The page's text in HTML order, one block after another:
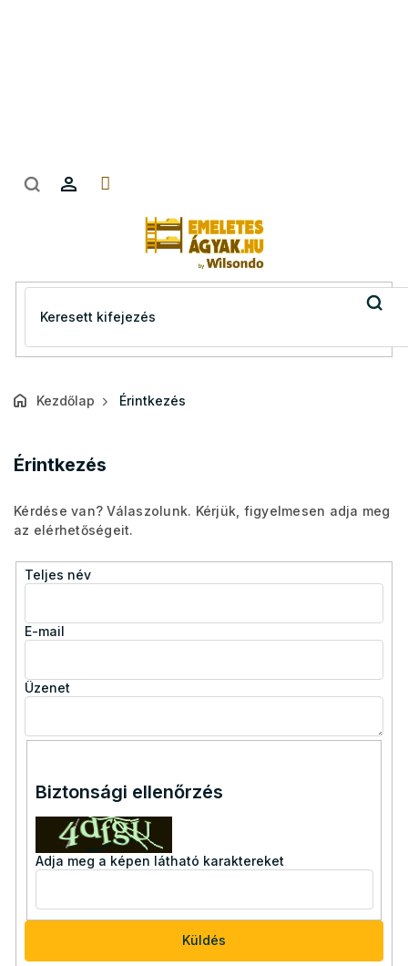
Kezdőlap Érintkezés
Érintkezés
Kérdése van? Válaszolunk. Kérjük, figyelmesen adja meg
az elérhetőségeit.
Teljes név
E-mail
Üzenet
Biztonsági ellenőrzés
Adja meg a képen látható karaktereket
Küldés